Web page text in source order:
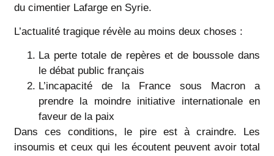
du cimentier Lafarge en Syrie.
L’actualité tragique révèle au moins deux choses :
La perte totale de repères et de boussole dans
le débat public français
L’incapacité de la France sous Macron a
prendre la moindre initiative internationale en
faveur de la paix
Dans ces conditions, le pire est à craindre. Les
insoumis et ceux qui les écoutent peuvent avoir total